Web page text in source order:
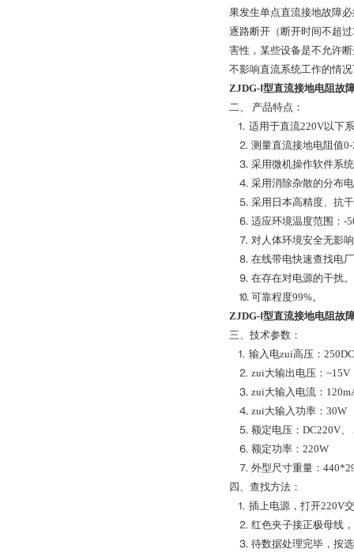
果发生单点直流接地故障
逐路断开（断开时间不超
害性，某些设备是不允许
不影响直流系统工作的情
ZJDG-Ⅰ型直流接地电阻故
二、 产品特点：
⒈ 适用于直流220V以下
⒉ 测量直流接地电阻值
⒊ 采用微机操作软件系统
⒋ 采用消除杂散的分布
⒌ 采用日本高精度、抗
⒍ 适应环境温度范围：-
⒎ 对人体环境安全无影
⒏ 在线带电快速查找电
⒐ 在存在对电源的干扰。
⒑ 可靠程度99%。
ZJDG-Ⅰ型直流接地电阻故
三、技术参数：
⒈ 输入电zui高压：
⒉ zui大输出电压：~15V
⒊ zui大输入电流：
⒋ zui大输入功率：30W
⒌ 额定电压：DC220V、
⒍ 额定功率：220W
⒎ 外型尺寸重量：
四、查找方法：
⒈ 插上电源，打开220V
⒉ 红色夹子接正极母线，
⒊ 待数据处理完毕，按选